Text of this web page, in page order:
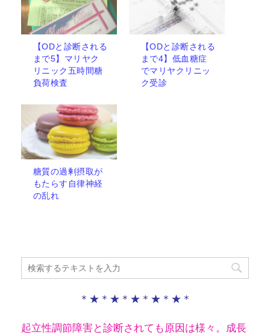
【ODと診断される
まで5】マリヤク
リニック五時間糖
負荷検査
【ODと診断される
まで4】低血糖症
でマリヤクリニッ
ク受診
糖質の過剰摂取が
もたらす自律神経
の乱れ
＊★＊★＊★＊★＊★＊
起立性調節障害と診断されても原因は様々。成長